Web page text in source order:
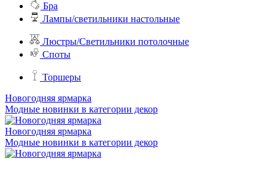
Бра
Лампы/светильники настольные
Люстры/Светильники потолочные
Споты
Торшеры
Новогодняя ярмарка
Модные новинки в категории декор
Новогодняя ярмарка
Модные новинки в категории декор